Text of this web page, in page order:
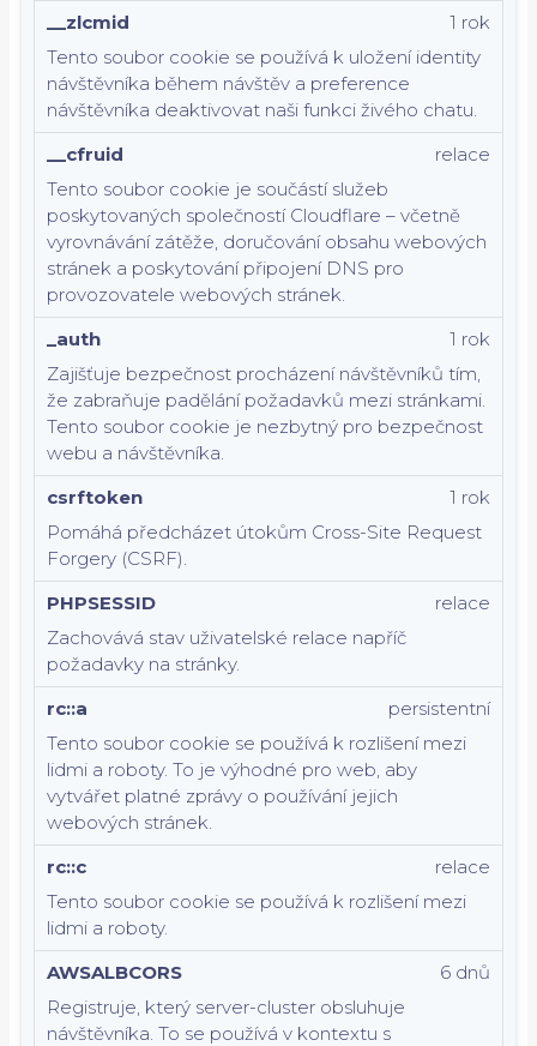
__zlcmid
Tento soubor cookie se používá k uložení identity
návštěvníka během návštěv a preference
návštěvníka deaktivovat naši funkci živého chatu.
1 rok
__cfruid
Tento soubor cookie je součástí služeb
poskytovaných společností Cloudflare – včetně
vyrovnávání zátěže, doručování obsahu webových
stránek a poskytování připojení DNS pro
provozovatele webových stránek.
relace
_auth
Zajišťuje bezpečnost procházení návštěvníků tím,
že zabraňuje padělání požadavků mezi stránkami.
Tento soubor cookie je nezbytný pro bezpečnost
webu a návštěvníka.
1 rok
csrftoken
Pomáhá předcházet útokům Cross-Site Request
Forgery (CSRF).
1 rok
PHPSESSID
Zachovává stav uživatelské relace napříč
požadavky na stránky.
relace
rc::a
Tento soubor cookie se používá k rozlišení mezi
lidmi a roboty. To je výhodné pro web, aby
vytvářet platné zprávy o používání jejich
webových stránek.
persistentní
rc::c
Tento soubor cookie se používá k rozlišení mezi
lidmi a roboty.
relace
AWSALBCORS
Registruje, který server-cluster obsluhuje
návštěvníka. To se používá v kontextu s
6 dnů